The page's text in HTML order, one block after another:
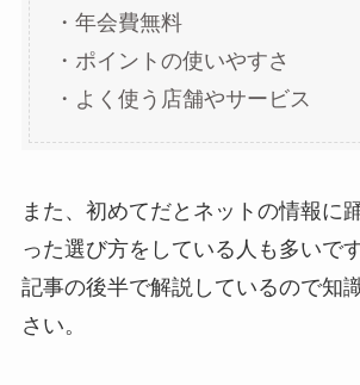
・年会費無料
・ポイントの使いやすさ
・よく使う店舗やサービス
また、初めてだとネットの情報に
った選び方をしている人も多いで
記事の後半で解説しているので知
さい。